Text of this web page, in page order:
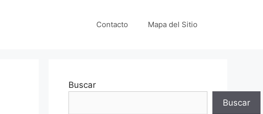
Contacto Mapa del Sitio
Buscar
Buscar